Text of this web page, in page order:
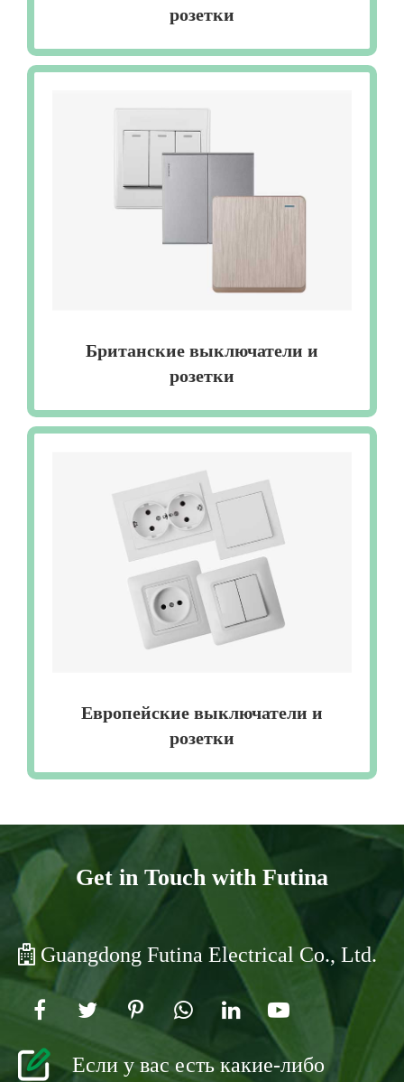
розетки
Британские выключатели и
розетки
Европейские выключатели и
розетки
Get in Touch with Futina
Guangdong Futina Electrical Co., Ltd.
Если у вас есть какие-либо